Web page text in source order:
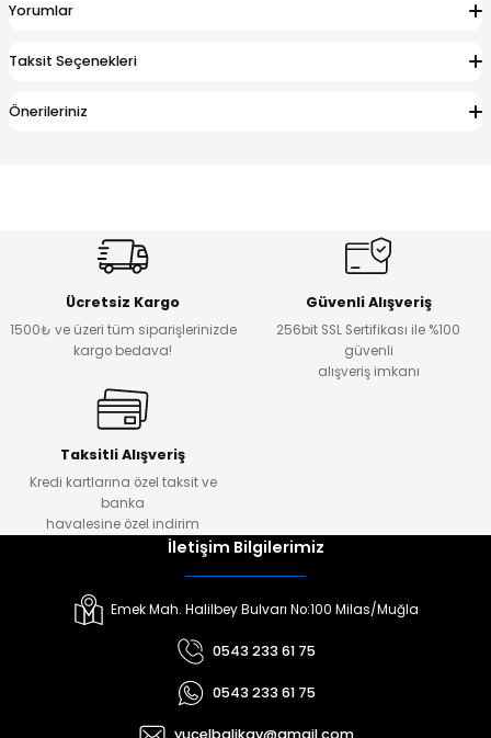
Yorumlar
Taksit Seçenekleri
Önerileriniz
Ücretsiz Kargo
1500₺ ve üzeri tüm siparişlerinizde
kargo bedava!
Güvenli Alışveriş
256bit SSL Sertifikası ile %100
güvenli
alışveriş imkanı
Taksitli Alışveriş
Kredi kartlarına özel taksit ve
banka
havalesine özel indirim
İletişim Bilgilerimiz
Emek Mah. Halilbey Bulvarı No:100 Milas/Muğla
0543 233 61 75
0543 233 61 75
yucelbalikav@gmail.com